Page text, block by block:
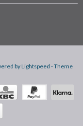
byLightspeed - Theme